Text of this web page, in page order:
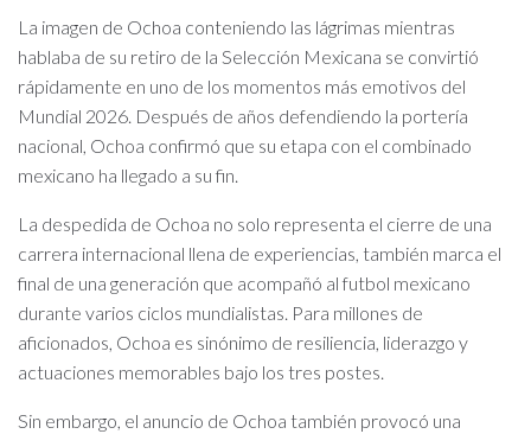
La imagen de Ochoa conteniendo las lágrimas mientras
hablaba de su retiro de la Selección Mexicana se convirtió
rápidamente en uno de los momentos más emotivos del
Mundial 2026. Después de años defendiendo la portería
nacional, Ochoa confirmó que su etapa con el combinado
mexicano ha llegado a su fin.
La despedida de Ochoa no solo representa el cierre de una
carrera internacional llena de experiencias, también marca el
final de una generación que acompañó al futbol mexicano
durante varios ciclos mundialistas. Para millones de
aficionados, Ochoa es sinónimo de resiliencia, liderazgo y
actuaciones memorables bajo los tres postes.
Sin embargo, el anuncio de Ochoa también provocó una